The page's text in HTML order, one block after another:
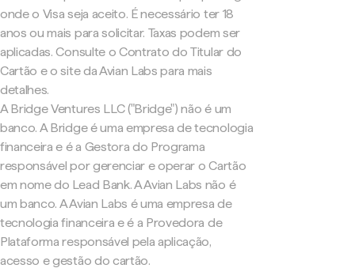
onde o Visa seja aceito. É necessário ter 18
anos ou mais para solicitar. Taxas podem ser
aplicadas. Consulte o Contrato do Titular do
Cartão e o site da Avian Labs para mais
detalhes.
A Bridge Ventures LLC ("Bridge") não é um
banco. A Bridge é uma empresa de tecnologia
financeira e é a Gestora do Programa
responsável por gerenciar e operar o Cartão
em nome do Lead Bank. A Avian Labs não é
um banco. A Avian Labs é uma empresa de
tecnologia financeira e é a Provedora de
Plataforma responsável pela aplicação,
acesso e gestão do cartão.